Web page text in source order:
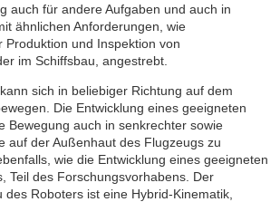
auch für andere Aufgaben und auch in
ähnlichen Anforderungen, wie
Produktion und Inspektion von
im Schiffsbau, angestrebt.
sich in beliebiger Richtung auf dem
Die Entwicklung eines geeigneten
Bewegung auch in senkrechter sowie
auf der Außenhaut des Flugzeugs zu
wie die Entwicklung eines geeigneten
Teil des Forschungsvorhabens. Der
des Roboters ist eine Hybrid-Kinematik,